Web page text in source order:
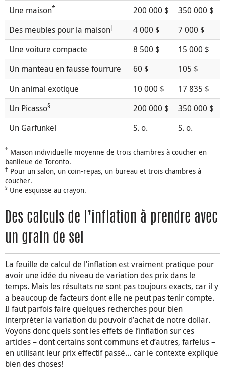
Une maison* 200 000 $
350 000 $
Des meubles pour la maison† 4 000 $
7 000 $
Une voiture compacte
8 500 $
15 000 $
Un manteau en fausse fourrure
60 $
105 $
Un animal exotique
10 000 $
17 835 $
Un Picasso§ 200 000 $
350 000 $
Un Garfunkel
S. o. S. o.
* Maison individuelle moyenne de trois chambres à coucher en
banlieue de Toronto.
† Pour un salon, un coin-repas, un bureau et trois chambres à
coucher.
§ Une esquisse au crayon.
Des calculs de l’inflation à prendre avec
un grain de sel
La feuille de calcul de l’inflation est vraiment pratique pour
avoir une idée du niveau de variation des prix dans le
temps. Mais les résultats ne sont pas toujours exacts, car il y
a beaucoup de facteurs dont elle ne peut pas tenir compte.
Il faut parfois faire quelques recherches pour bien
interpréter la variation du pouvoir d’achat de notre dollar.
Voyons donc quels sont les effets de l’inflation sur ces
articles – dont certains sont communs et d’autres, farfelus –
en utilisant leur prix effectif passé… car le contexte explique
bien des choses!